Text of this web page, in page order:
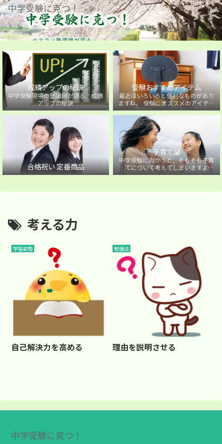
中学受験に克つ！
成績アップの秘訣
中学受験現場の塾講師が語る、成績
アップの秘訣
受験おすすめアイテム
最近はいろいろと便利なものがあり
ますね。 受験にオススメのアイテム
を紹介しています。
合格祝い 定番商品
子育て論
中学受験に向かうと、そもそも子育
てについて考えてしまいますよ
ね・・・。中学受験に向かうお子様
考える力
学習姿勢
自己解決力を高める
勉強法
理由を説明させる
中学受験に克つ！